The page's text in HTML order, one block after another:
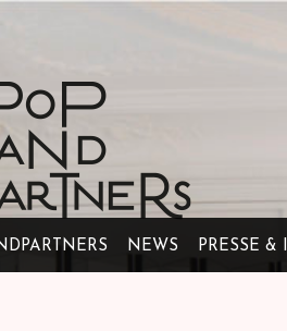
NEWS PRESSE &